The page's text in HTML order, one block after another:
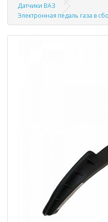
Датчики ВАЗ
Электронная педаль газа в